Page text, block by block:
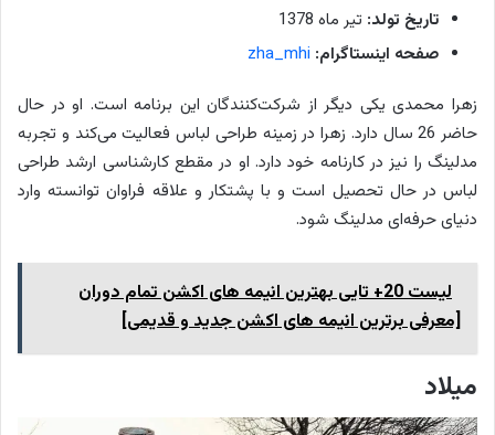
تاریخ تولد: تیر ماه 1378
صفحه اینستاگرام: zha_mhi
زهرا محمدی یکی دیگر از شرکت‌کنندگان این برنامه است. او در حال
حاضر 26 سال دارد. زهرا در زمینه طراحی لباس فعالیت می‌کند و تجربه
مدلینگ را نیز در کارنامه خود دارد. او در مقطع کارشناسی ارشد طراحی
لباس در حال تحصیل است و با پشتکار و علاقه فراوان توانسته وارد
دنیای حرفه‌ای مدلینگ شود.
لیست 20+ تایی بهترین انیمه های اکشن تمام دوران
[معرفی برترین انیمه‌ های اکشن جدید و قدیمی]
میلاد